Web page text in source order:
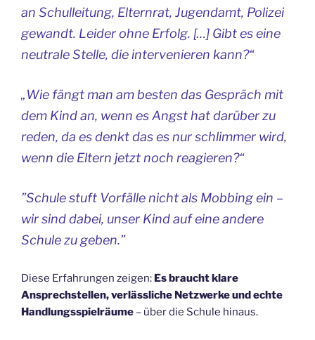
an Schulleitung, Elternrat, Jugendamt, Polizei
gewandt. Leider ohne Erfolg. […] Gibt es eine
neutrale Stelle, die intervenieren kann?“
„Wie fängt man am besten das Gespräch mit
dem Kind an, wenn es Angst hat darüber zu
reden, da es denkt das es nur schlimmer wird,
wenn die Eltern jetzt noch reagieren?“
”Schule stuft Vorfälle nicht als Mobbing ein –
wir sind dabei, unser Kind auf eine andere
Schule zu geben.”
Diese Erfahrungen zeigen: Es braucht klare
Ansprechstellen, verlässliche Netzwerke und echte
Handlungsspielräume – über die Schule hinaus.